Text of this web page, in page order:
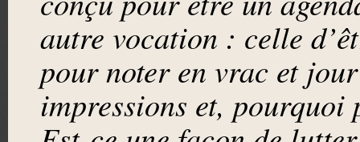
autre vocation : celle
pour noter en vrac et
impressions et, pourquoi